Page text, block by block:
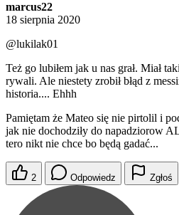
marcus22
18 sierpnia 2020
@lukilak01
Też go lubiłem jak u nas grał. Miał
rywali. Ale niestety zrobił błąd z
historia.... Ehhh
Pamiętam że Mateo się nie pirtolil i
jak nie dochodziły do napadziorow
tero nikt nie chce bo będą gadać...
2 Odpowiedz Zgłoś